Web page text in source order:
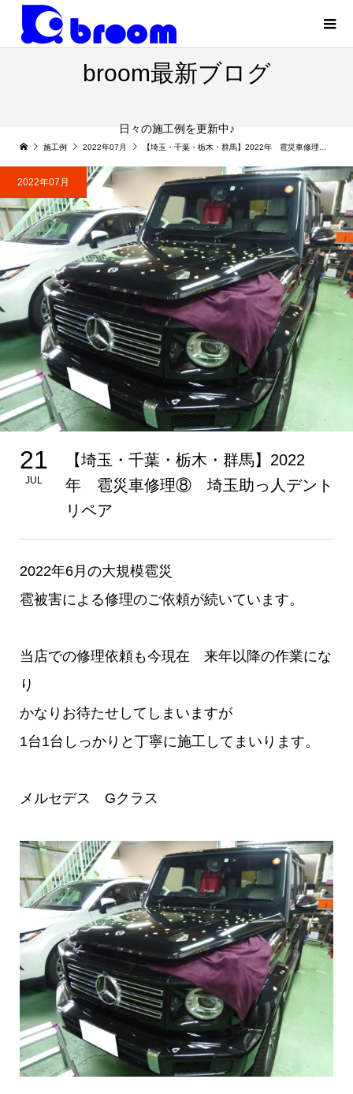
broom最新ブログ
日々の施工例を更新中♪
施工例 2022年07月 【埼玉・千葉・栃木・群馬】2022年 雹災車修理⑧ 埼玉助っ人デントリペア
2022年07月
21
JUL
【埼玉・千葉・栃木・群馬】2022
年 雹災車修理⑧ 埼玉助っ人デント
リペア
2022年6月の大規模雹災
雹被害による修理のご依頼が続いています。
当店での修理依頼も今現在 来年以降の作業にな
り
かなりお待たせしてしまいますが
1台1台しっかりと丁寧に施工してまいります。
メルセデス Gクラス